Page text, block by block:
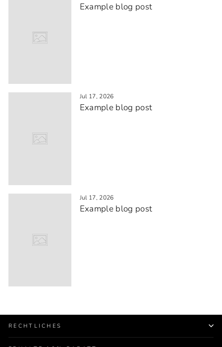
Example blog post
Jul 17, 2026
Example blog post
Jul 17, 2026
Example blog post
RECHTLICHES